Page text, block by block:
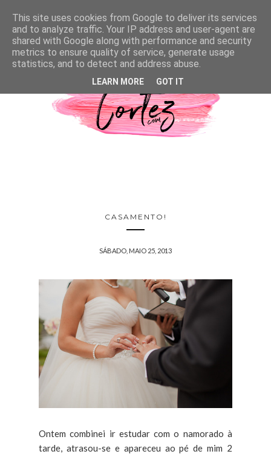
CASAMENTO!
SÁBADO, MAIO 25, 2013
Ontem combinei ir estudar com o namorado à
tarde, atrasou-se e apareceu ao pé de mim 2
This site uses cookies from Google to deliver its services
and to analyze traffic. Your IP address and user-agent are
shared with Google along with performance and security
metrics to ensure quality of service, generate usage
statistics, and to detect and address abuse.
LEARN MORE GOT IT